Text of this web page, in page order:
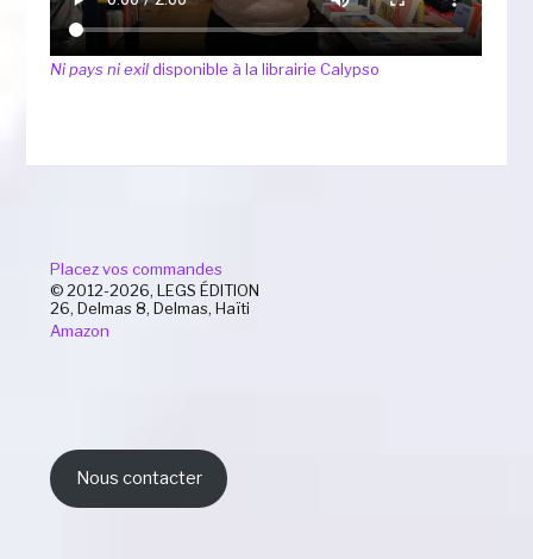
Ni pays ni exildisponible à la librairie Calypso
Placez vos commandes
© 2012-2026, LEGS ÉDITION
26, Delmas 8, Delmas, Haïti
Amazon
Nous contacter